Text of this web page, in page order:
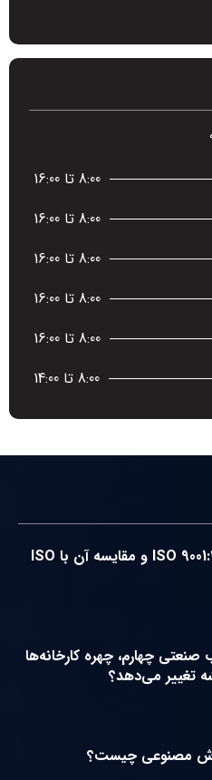
8:00 تا 16:00
8:00 تا 16:00
8:00 تا 16:00
8:00 تا 16:00
8:00 تا 16:00
8:00 تا 14:00
معرفی ISO 9001:2026 و مقایسه آن با ISO
صنعتی چهارم، چهره کارخانه‌ها
تغییر می‌دهد؟
مصنوعی چیست؟